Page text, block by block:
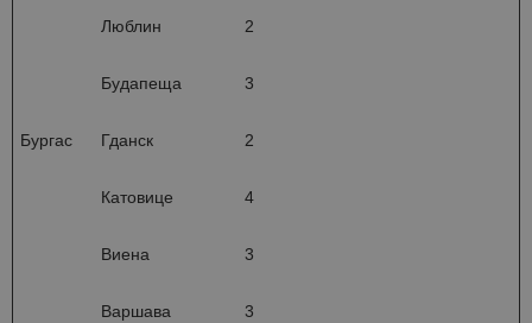
Бургас
Люблин 2
Будапеща 3
Гданск 2
Катовице 4
Виена 3
Варшава 3